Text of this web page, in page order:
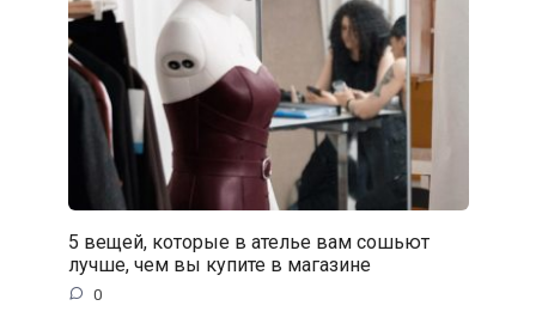
5 вещей, которые в ателье вам сошьют
лучше, чем вы купите в магазине
0